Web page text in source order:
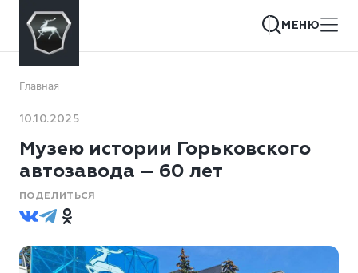
МЕНЮ
Главная
10.10.2025
Музею истории Горьковского
автозавода – 60 лет
ПОДЕЛИТЬСЯ